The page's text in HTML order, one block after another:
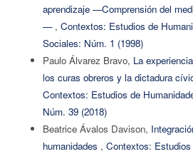
aprendizaje —Comprensión del
— , Contextos: Estudios de
Sociales: Núm. 1 (1998)
Paulo Álvarez Bravo, La
los curas obreros y la dictadura
Contextos: Estudios de
Núm. 39 (2018)
Beatrice Ávalos Davison,
humanidades , Contextos: